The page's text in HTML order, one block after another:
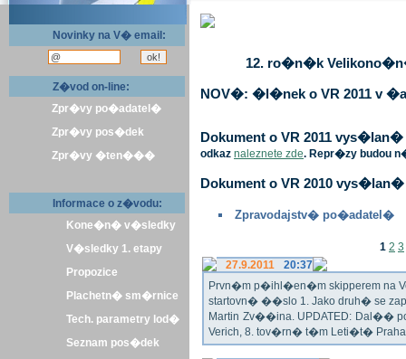
Novinky na V� email:
Z�vod on-line:
Zpr�vy po�adatel�
Zpr�vy pos�dek
Zpr�vy �ten���
Informace o z�vodu:
Kone�n� v�sledky
V�sledky 1. etapy
Propozice
Plachetn� sm�rnice
Tech. parametry lod�
Seznam pos�dek
12. ro�n�k
NOV�: �l�nek o VR 2011 v
Dokument o VR 2011
odkaz naleznete zde. Repr�zy budou
Dokument o VR 2010
Zpravodajstv� po�adatel�
1 2 3
27.9.2011
20:37
Prvn�m p�ihl�en�m skipperem na
startovn� ��slo 1. Jako druh� se
Martin Zv��ina. UPDATED: Dal��
Verich, 8. tov�rn� t�m Leti�t� Praha